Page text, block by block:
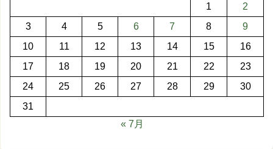
1
2
3
4 5 6 7 8
9
10
11 12 13 14 15
16
17
18 19 20 21 22
23
24
25 26 27 28 29
30
31
« 7月